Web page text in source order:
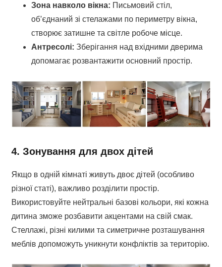
Зона навколо вікна: Письмовий стіл,
об’єднаний зі стелажами по периметру вікна,
створює затишне та світле робоче місце.
Антресолі: Зберігання над вхідними дверима
допомагає розвантажити основний простір.
4. Зонування для двох дітей
Якщо в одній кімнаті живуть двоє дітей (особливо
різної статі), важливо розділити простір.
Використовуйте нейтральні базові кольори, які кожна
дитина зможе розбавити акцентами на свій смак.
Стеллажі, різні килими та симетричне розташування
меблів допоможуть уникнути конфліктів за територію.